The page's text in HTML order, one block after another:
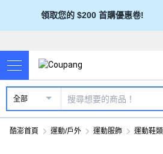
領取您的 $200 首購優惠卷!
全部
酷澎首頁 運動/戶外 運動服飾 運動鞋類